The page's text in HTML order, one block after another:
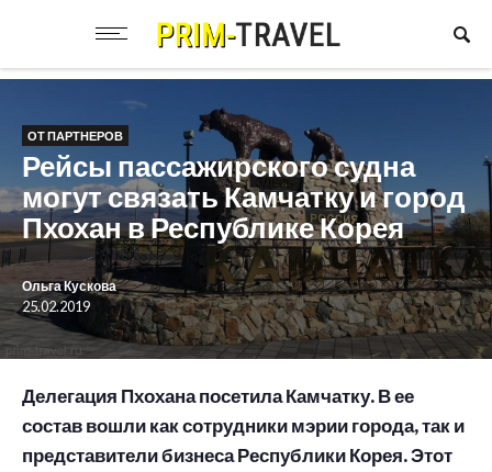
ОТ ПАРТНЕРОВ
Рейсы пассажирского судна
могут связать Камчатку и город
Пхохан в Республике Корея
Ольга Кускова
25.02.2019
Делегация Пхохана посетила Камчатку. В ее
состав вошли как сотрудники мэрии города, так и
представители бизнеса Республики Корея. Этот